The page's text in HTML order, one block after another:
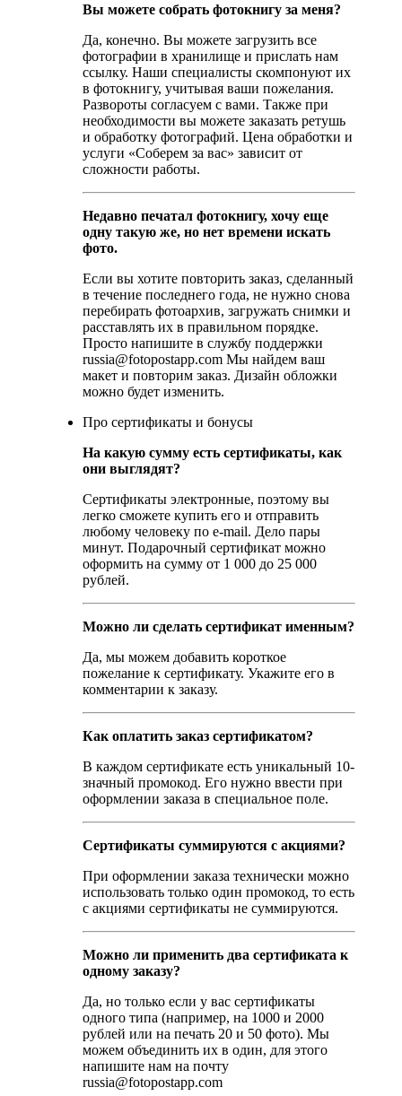
Вы можете собрать фотокнигу за меня?
Да, конечно. Вы можете загрузить все
фотографии в хранилище и прислать нам
ссылку. Наши специалисты скомпонуют их
в фотокнигу, учитывая ваши пожелания.
Развороты согласуем с вами. Также при
необходимости вы можете заказать ретушь
и обработку фотографий. Цена обработки и
услуги «Соберем за вас» зависит от
сложности работы.
Недавно печатал фотокнигу, хочу еще
одну такую же, но нет времени искать
фото.
Если вы хотите повторить заказ, сделанный
в течение последнего года, не нужно снова
перебирать фотоархив, загружать снимки и
расставлять их в правильном порядке.
Просто напишите в службу поддержки
russia@fotopostapp.com Мы найдем ваш
макет и повторим заказ. Дизайн обложки
можно будет изменить.
Про сертификаты и бонусы
На какую сумму есть сертификаты, как
они выглядят?
Сертификаты электронные, поэтому вы
легко сможете купить его и отправить
любому человеку по e-mail. Дело пары
минут. Подарочный сертификат можно
оформить на сумму от 1 000 до 25 000
рублей.
Можно ли сделать сертификат именным?
Да, мы можем добавить короткое
пожелание к сертификату. Укажите его в
комментарии к заказу.
Как оплатить заказ сертификатом?
В каждом сертификате есть уникальный 10-
значный промокод. Его нужно ввести при
оформлении заказа в специальное поле.
Сертификаты суммируются с акциями?
При оформлении заказа технически можно
использовать только один промокод, то есть
с акциями сертификаты не суммируются.
Можно ли применить два сертификата к
одному заказу?
Да, но только если у вас сертификаты
одного типа (например, на 1000 и 2000
рублей или на печать 20 и 50 фото). Мы
можем объединить их в один, для этого
напишите нам на почту
russia@fotopostapp.com